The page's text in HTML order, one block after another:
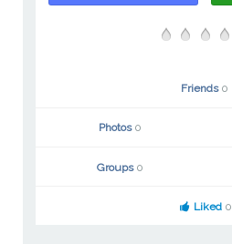
Friends 0
Photos 0
Groups 0
Liked 0